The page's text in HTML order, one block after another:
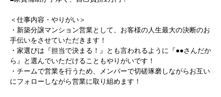
＜仕事内容・やりがい＞
・新築分譲マンション営業として、お客様の人生最大の決断のお
手伝いをさせていただきます！
・家選びは『担当で決まる！』とも言われるように『●●さんだか
ら』と選んでいただけることもやりがいです！
・チームで営業を行うため、メンバーで切磋琢磨しながらお互い
にフォローしながら営業に取り組めます！